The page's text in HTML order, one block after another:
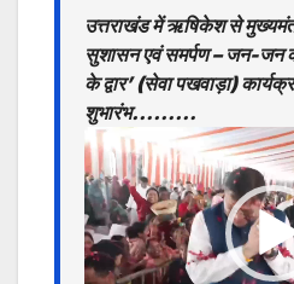
s
A
p
p
e
b
o
o
k
er l
उत्तराखंड में ऋषिकेश से
सुशासन एवं समर्पण – जन-
के द्वार’ (सेवा पखवाड़ा)
शुभारंभ………
Video
Player